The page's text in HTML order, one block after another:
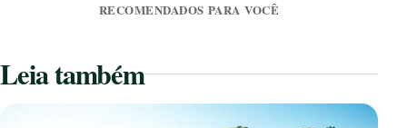
RECOMENDADOS PARA VOCÊ
Leia também